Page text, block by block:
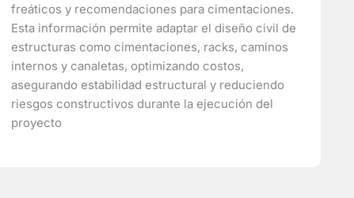
freáticos y recomendaciones para cimentaciones.
Esta información permite adaptar el diseño civil de
estructuras como cimentaciones, racks, caminos
internos y canaletas, optimizando costos,
asegurando estabilidad estructural y reduciendo
riesgos constructivos durante la ejecución del
proyecto